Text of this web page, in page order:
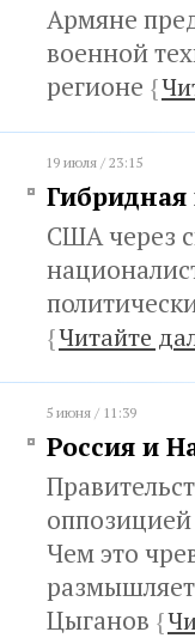
Армяне
военной
регионе {
19 июля / 23:15
США через
{Читайте
5 июня / 11:39
Россия и
Чем это
Цыганов {